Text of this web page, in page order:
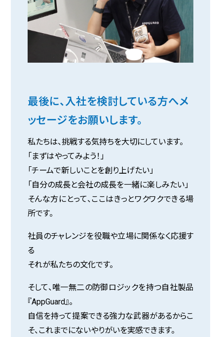
最後に、入社を検討している方へメ
ッセージをお願いします。
私たちは、挑戦する気持ちを大切にしています。
「まずはやってみよう！」
「チームで新しいことを創り上げたい」
「自分の成長と会社の成長を一緒に楽しみたい」
そんな方にとって、ここはきっとワクワクできる場
所です。
社員のチャレンジを役職や立場に関係なく応援す
る――
それが私たちの文化です。
そして、唯一無二の防御ロジックを持つ自社製品
『AppGuard』。
自信を持って提案できる強力な武器があるからこ
そ、これまでにないやりがいを実感できます。